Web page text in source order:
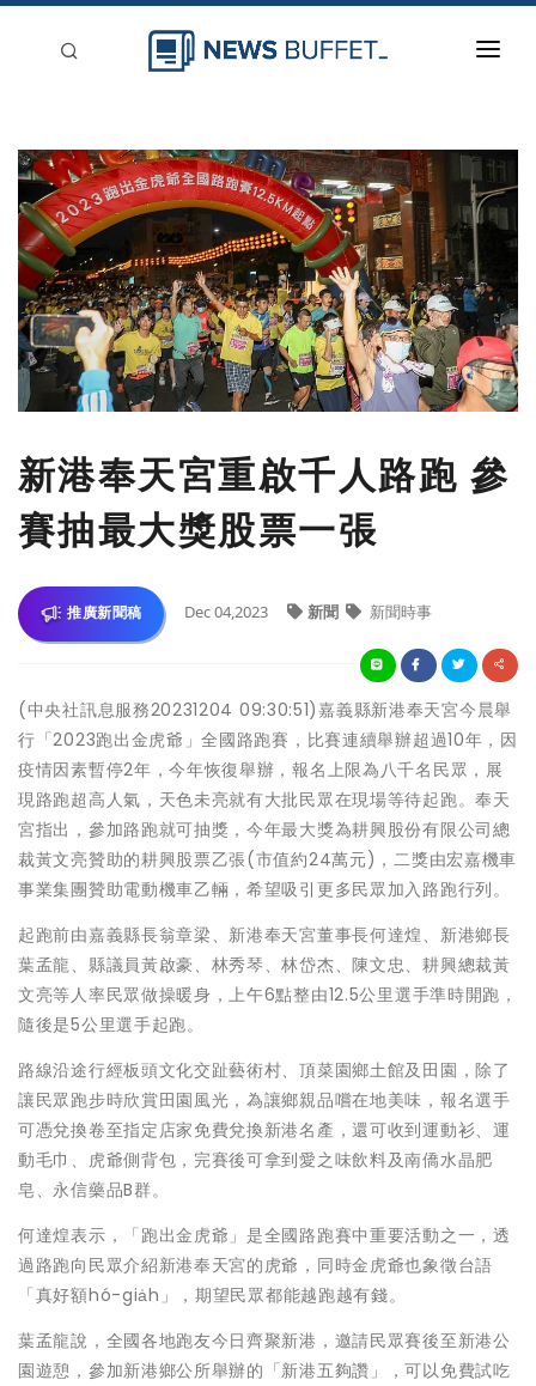
新聞稿分類
登入
刊登
新港奉天宮重啟千人路跑 參
賽抽最大獎股票一張
推廣新聞稿 Dec 04,2023 新聞 新聞時事
(中央社訊息服務20231204 09:30:51)嘉義縣新港奉天宮今晨舉
行「2023跑出金虎爺」全國路跑賽，比賽連續舉辦超過10年，因
疫情因素暫停2年，今年恢復舉辦，報名上限為八千名民眾，展
現路跑超高人氣，天色未亮就有大批民眾在現場等待起跑。奉天
宮指出，參加路跑就可抽獎，今年最大獎為耕興股份有限公司總
裁黃文亮贊助的耕興股票乙張(市值約24萬元)，二獎由宏嘉機車
事業集團贊助電動機車乙輛，希望吸引更多民眾加入路跑行列。
起跑前由嘉義縣長翁章梁、新港奉天宮董事長何達煌、新港鄉長
葉孟龍、縣議員黃啟豪、林秀琴、林岱杰、陳文忠、耕興總裁黃
文亮等人率民眾做操暖身，上午6點整由12.5公里選手準時開跑，
隨後是5公里選手起跑。
路線沿途行經板頭文化交趾藝術村、頂菜園鄉土館及田園，除了
讓民眾跑步時欣賞田園風光，為讓鄉親品嚐在地美味，報名選手
可憑兌換卷至指定店家免費兌換新港名產，還可收到運動衫、運
動毛巾、虎爺側背包，完賽後可拿到愛之味飲料及南僑水晶肥
皂、永信藥品B群。
何達煌表示，「跑出金虎爺」是全國路跑賽中重要活動之一，透
過路跑向民眾介紹新港奉天宮的虎爺，同時金虎爺也象徵台語
「真好額hó-gia̍h」，期望民眾都能越跑越有錢。
葉孟龍說，全國各地跑友今日齊聚新港，邀請民眾賽後至新港公
園遊憩，參加新港鄉公所舉辦的「新港五夠讚」，可以免費試吃